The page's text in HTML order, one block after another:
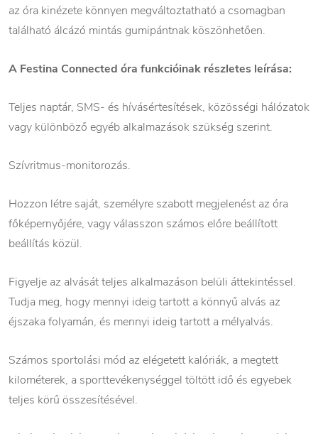
az óra kinézete könnyen megváltoztatható a csomagban
található álcázó mintás gumipántnak köszönhetően.
A Festina Connected óra funkcióinak részletes leírása:
Teljes naptár, SMS- és hívásértesítések, közösségi hálózatok
vagy különböző egyéb alkalmazások szükség szerint.
Szívritmus-monitorozás.
Hozzon létre saját, személyre szabott megjelenést az óra
főképernyőjére, vagy válasszon számos előre beállított
beállítás közül.
Figyelje az alvását teljes alkalmazáson belüli áttekintéssel.
Tudja meg, hogy mennyi ideig tartott a könnyű alvás az
éjszaka folyamán, és mennyi ideig tartott a mélyalvás.
Számos sportolási mód az elégetett kalóriák, a megtett
kilométerek, a sporttevékenységgel töltött idő és egyebek
teljes körű összesítésével.